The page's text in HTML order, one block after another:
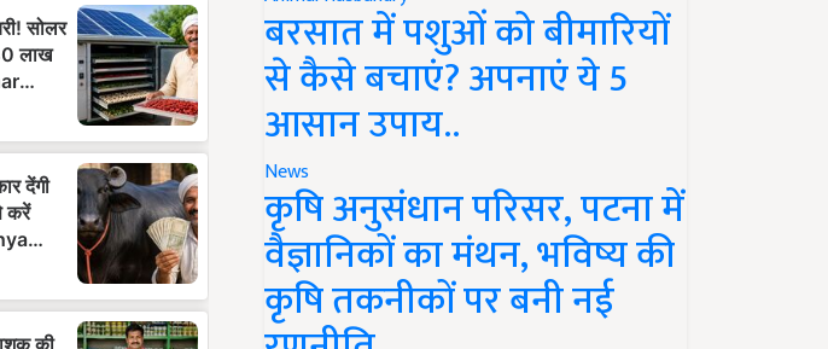
बरसात में पशुओं को बीमारियों
से कैसे बचाएं? अपनाएं ये 5
आसान उपाय..
News
कृषि अनुसंधान परिसर, पटना में
वैज्ञानिकों का मंथन, भविष्य की
कृषि तकनीकों पर बनी नई